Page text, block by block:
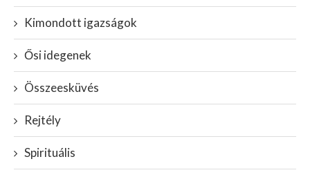
Kimondott igazságok
Ősi idegenek
Összeesküvés
Rejtély
Spirituális